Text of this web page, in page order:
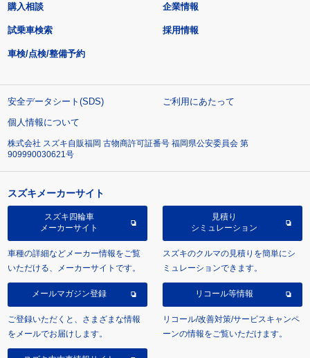
購入相談
試乗車検索
車検/点検/整備予約
企業情報
採用情報
安全データシート(SDS)
ご利用にあたって
個人情報について
株式会社 スズキ自販福岡 古物商許可証番号 福岡県公安委員会 第
909990030621号
スズキメーカーサイト
スズキ四輪車
メーカーサイト
車種の詳細などメーカー情報をご覧
いただける、メーカーサイトです。
見積り
シミュレーション
スズキのクルマの見積りを簡単にシ
ミュレーションできます。
メールマガジン登録
ご登録いただくと、さまざまな情報
をメールでお届けします。
リコール等情報
リコール/改善対策/サービスキャンペ
ーンの情報をご覧いただけます。